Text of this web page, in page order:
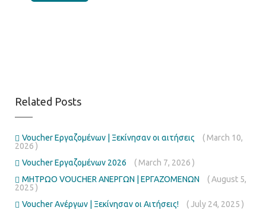
Related Posts
Voucher Εργαζομένων | Ξεκίνησαν οι αιτήσεις
( March 10,
2026 )
Voucher Εργαζομένων 2026
( March 7, 2026 )
ΜΗΤΡΩΟ VOUCHER ΑΝΕΡΓΩΝ | ΕΡΓΑΖΟΜΕΝΩΝ
( August 5,
2025 )
Voucher Ανέργων | Ξεκίνησαν οι Αιτήσεις!
( July 24, 2025 )